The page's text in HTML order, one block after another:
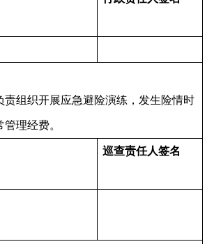
组织开展应急避险演练，发生险情时
理经费。
巡查责任人签名